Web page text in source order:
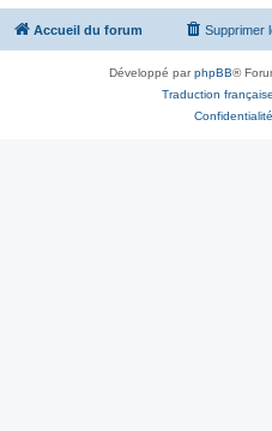
Accueil du forum Supprimer
Développé parphpBB®
Traduction
Confidentialité